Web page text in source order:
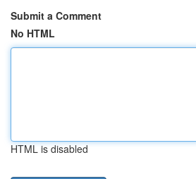
Submit a Comment
No HTML
HTML is disabled